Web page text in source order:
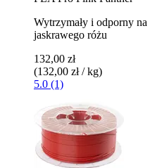
Wytrzymały i odporny
jaskrawego różu
132,00 zł
(132,00 zł / kg)
5.0 (1)